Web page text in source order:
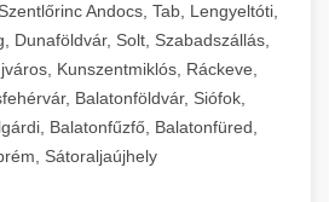
Andocs, Tab, Lengyeltóti,
Dunaföldvár, Solt, Szabadszállás,
Kunszentmiklós, Ráckeve,
Balatonföldvár, Siófok,
Balatonfűzfő, Balatonfüred,
Sátoraljaújhely